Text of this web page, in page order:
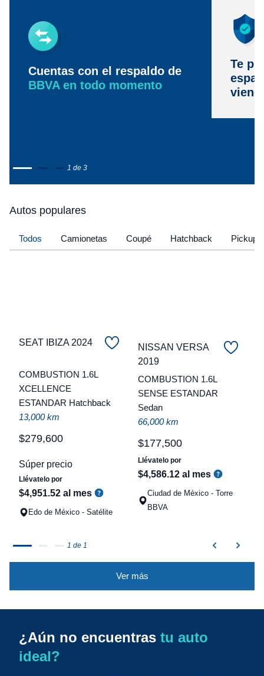
Cuentas con el respaldo de
BBVA en todo momento
Te
1 de 3
Autos populares
Todos Camionetas Coupé Hatchback Pickup
SEAT IBIZA 2024
COMBUSTION 1.6L
XCELLENCE
ESTANDAR Hatchback
13,000 km
$279,600
Súper precio
Llévatelo por
$4,951.52 al mes
Edo de México - Satélite
NISSAN VERSA
2019
COMBUSTION 1.6L
SENSE ESTANDAR
Sedan
66,000 km
$177,500
Llévatelo por
$4,586.12 al mes
Ciudad de México - Torre
BBVA
1 de 1
Ver más
¿Aún no encuentras tu auto
ideal?